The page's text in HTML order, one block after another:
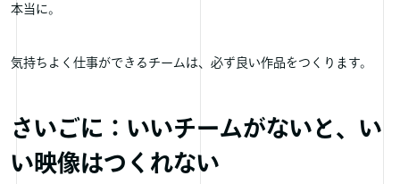
本当に。
気持ちよく仕事ができるチームは、必ず良い作品をつくります。
さいごに：いいチームがないと、い
い映像はつくれない